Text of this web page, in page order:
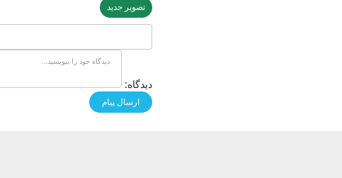
تصویر جدید
دیدگاه: